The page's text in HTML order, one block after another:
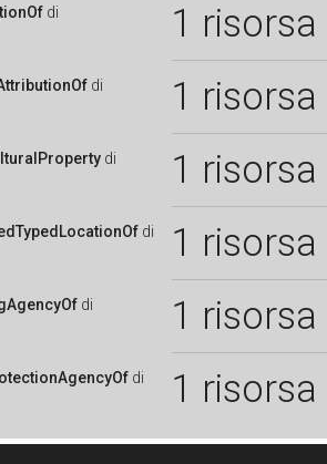
di 1 risorsa
di 1 risorsa
di 1 risorsa
di 1 risorsa
di 1 risorsa
di 1 risorsa